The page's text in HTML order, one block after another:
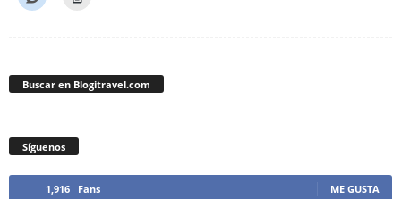
Buscar en Blogitravel.com
Síguenos
1,916 Fans ME GUSTA